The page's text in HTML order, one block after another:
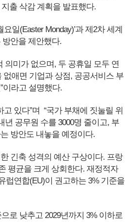
출 삭감 계획을 발표했다.
일(Easter Monday)’과 제2차 세계
안을 제안했다.
의미가 없으며, 두 공휴일 모두 연
없애면 기업과 상점, 공공서비스 부
이라고 설명했다.
있다”며 “국가 부채에 짓눌릴 위
년 공무원 수를 3000명 줄이고, 부
방안도 내놓을 예정이다.
긴축 성격의 예산 구상이다. 프랑
평균을 크게 상회한다. 재정적자
럽연합(EU)이 권고하는 3% 기준을
로 낮추고 2029년까지 3% 이하로